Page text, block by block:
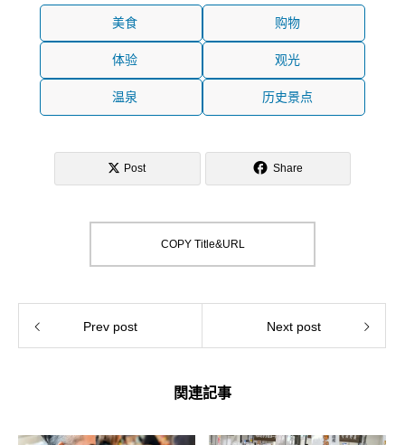
美食 购物
体验 观光
温泉 历史景点
Post Share
COPY Title&URL
Prev post Next post
関連記事